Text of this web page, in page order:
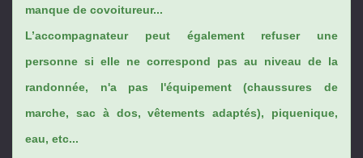
manque de covoitureur...
L’accompagnateur peut également refuser une
personne si elle ne correspond pas au niveau de la
randonnée, n'a pas l'équipement (chaussures de
marche, sac à dos, vêtements adaptés), piquenique,
eau, etc...